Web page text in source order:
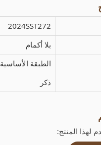
2024SST272
بلا أكمام
الطبقة الأساسية
ذكر
لهذا المنتج: